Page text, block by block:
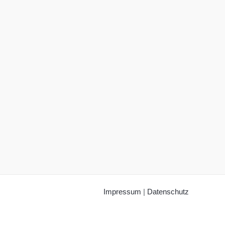
Impressum | Datenschutz